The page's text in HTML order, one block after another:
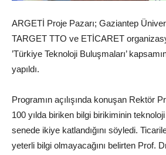
ARGETİ Proje Pazarı; Gaziantep
TARGET TTO ve ETİCARET
’Türkiye Teknoloji Buluşmaları’
yapıldı.
Programın açılışında konuşan Rektör
100 yılda biriken bilgi birikiminin teknoloji
senede ikiye katlandığını söyledi.
yeterli bilgi olmayacağını belirten Prof.